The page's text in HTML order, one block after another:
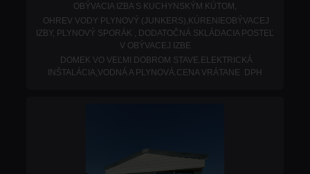
OBÝVACIA IZBA S KUCHYNSKÝM KÚTOM,
OHREV VODY PLYNOVÝ (JUNKERS),KÚRENIEOBÝVACEJ
IZBY, PLYNOVÝ SPORÁK , DODATOČNÁ SKLÁDACIA POSTEĽ
V OBÝVACEJ IZBE
DOMEK VO VEĽMI DOBROM STAVE.ELEKTRICKÁ
INŠTALÁCIA,VODNÁ A PLYNOVÁ. CENA VRÁTANE DPH